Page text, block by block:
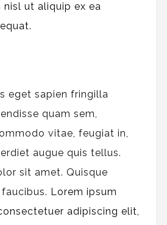
ut aliquip ex ea
eget sapien fringilla
quam sem,
vitae, feugiat in,
augue quis tellus.
sit amet. Quisque
Lorem ipsum
adipiscing elit,